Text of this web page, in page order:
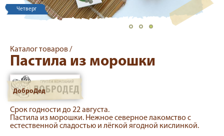
Четверг
Каталог товаров /
Пастила из морошки
ДоброДед
Срок годности до 22 августа.
Пастила из морошки. Нежное северное лакомство с
естественной сладостью и лёгкой ягодной кислинкой.